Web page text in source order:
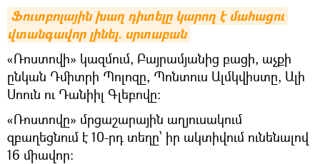
Ֆուտբոլային խաղ դիտելը կարող է մահացու
վտանգավոր լինել. սրտաբան
«Ռոստովի» կազմում, Բայրամյանից բացի, աչքի
ընկան Դմիտրի Պոլոզը, Պոնտուս Ալմկվիստը, Ալի
Սոուն ու Դանիիլ Գլեբովը:
«Ռոստովը» մրցաշարային աղյուսակում
զբաղեցնում է 10-րդ տեղը՝ իր ակտիվում ունենալով
16 միավոր: